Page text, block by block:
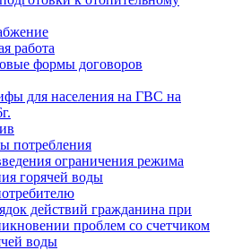
работа
формы договоров
для населения на ГВС на
потребления
ограничения режима
горячей воды
действий гражданина при
проблем со счетчиком
воды